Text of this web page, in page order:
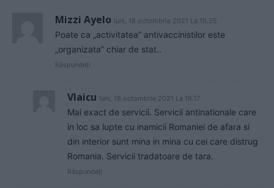
Mizzi Ayelo luni, 18 octombrie 2021 La 15.25
Poate ca „activitatea” antivaccinistilor este
„organizata” chiar de stat..
Răspundeți
Vlaicu luni, 18 octombrie 2021 La 16.17
Mai exact de servicii. Servicii antinationale care
in loc sa lupte cu inamicii Romaniei de afara si
din interior sunt mina in mina cu cei care distrug
Romania. Servicii tradatoare de tara.
Răspundeți